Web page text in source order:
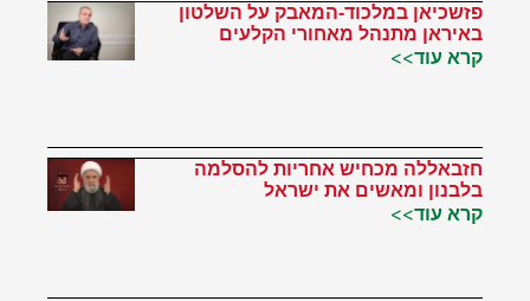
פזשכיאן במלכוד-המאבק על השלטון
באיראן מתנהל מאחורי הקלעים
קרא עוד>>
חזבאללה מכחיש אחריות להסלמה
בלבנון ומאשים את ישראל
קרא עוד>>